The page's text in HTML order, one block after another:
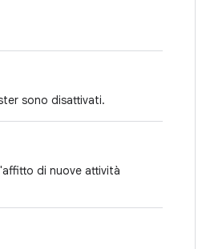
sono disattivati.
di nuove attività